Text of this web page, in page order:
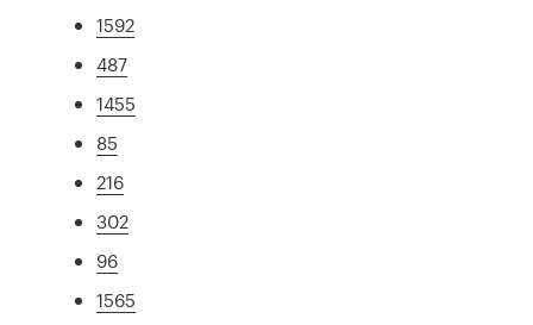
1592
487
1455
85
216
302
96
1565